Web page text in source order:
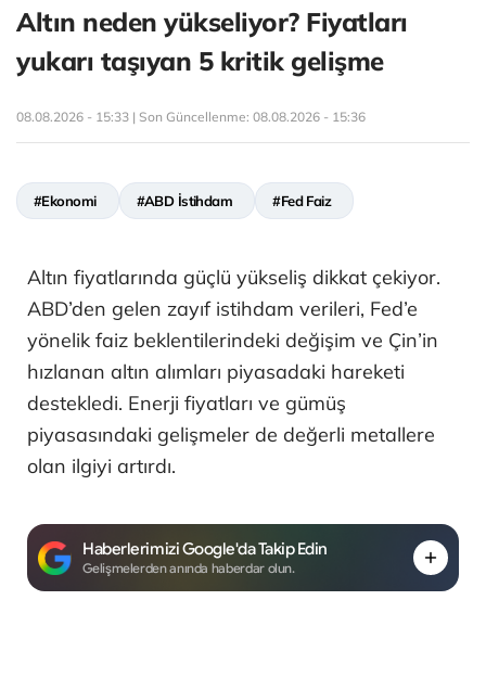
Altın neden yükseliyor? Fiyatları
yukarı taşıyan 5 kritik gelişme
08.08.2026 - 15:33 | Son Güncellenme: 08.08.2026 - 15:36
#Ekonomi #ABD İstihdam #Fed Faiz
Altın fiyatlarında güçlü yükseliş dikkat çekiyor.
ABD’den gelen zayıf istihdam verileri, Fed’e
yönelik faiz beklentilerindeki değişim ve Çin’in
hızlanan altın alımları piyasadaki hareketi
destekledi. Enerji fiyatları ve gümüş
piyasasındaki gelişmeler de değerli metallere
olan ilgiyi artırdı.
Haberlerimizi Google'da Takip Edin
Gelişmelerden anında haberdar olun.